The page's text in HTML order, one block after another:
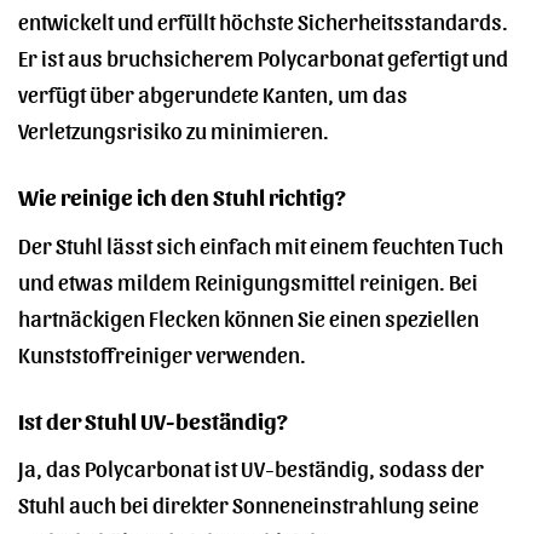
entwickelt und erfüllt höchste Sicherheitsstandards.
Er ist aus bruchsicherem Polycarbonat gefertigt und
verfügt über abgerundete Kanten, um das
Verletzungsrisiko zu minimieren.
Wie reinige ich den Stuhl richtig?
Der Stuhl lässt sich einfach mit einem feuchten Tuch
und etwas mildem Reinigungsmittel reinigen. Bei
hartnäckigen Flecken können Sie einen speziellen
Kunststoffreiniger verwenden.
Ist der Stuhl UV-beständig?
Ja, das Polycarbonat ist UV-beständig, sodass der
Stuhl auch bei direkter Sonneneinstrahlung seine